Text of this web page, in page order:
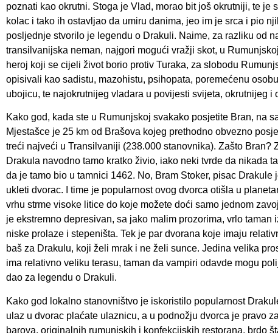
poznati kao okrutni. Stoga je Vlad, morao bit još okrutniji, te je
kolac i tako ih ostavljao da umiru danima, jeo im je srca i pio
posljednje stvorilo je legendu o Drakuli. Naime, za razliku od
transilvanijska neman, najgori mogući vražji skot, u
heroj koji se cijeli život borio protiv Turaka, za slobodu
opisivali kao sadistu, mazohistu, psihopata, poremećenu
ubojicu, te najokrutnijeg vladara u povijesti svijeta, okrutnijeg i
Kako god, kada ste u Rumunjskoj svakako posjetite Bran, na
Mjestašce je 25 km od Brašova kojeg prethodno obvezno
treći najveći u Transilvaniji (238.000 stanovnika). Zašto Bran?
Drakula navodno tamo kratko živio, iako neki tvrde da nikada
da je tamo bio u tamnici 1462. No, Bram Stoker, pisac Drakule
ukleti dvorac. I time je popularnost ovog dvorca otišla u
vrhu strme visoke litice do koje možete doći samo jednom
je ekstremno depresivan, sa jako malim prozorima, vrlo taman
niske prolaze i stepeništa. Tek je par dvorana koje imaju
baš za Drakulu, koji želi mrak i ne želi sunce. Jedina velika
ima relativno veliku terasu, taman da vampiri odavde mogu
dao za legendu o Drakuli.
Kako god lokalno stanovništvo je iskoristilo popularnost
ulaz u dvorac plaćate ulaznicu, a u podnožju dvorca je pravo
barova, originalnih rumunjskih i konfekcijskih restorana, brdo